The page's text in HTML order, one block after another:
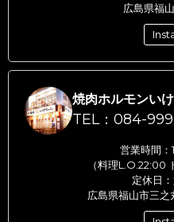
広島県福
焼肉ホルモンい
TEL：084-
営業時間
（料理L.O.22:00
定休日
広島県福山市三之